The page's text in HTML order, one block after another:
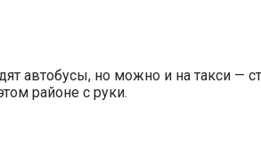
автобусы, но можно и на такси —
районе с руки.